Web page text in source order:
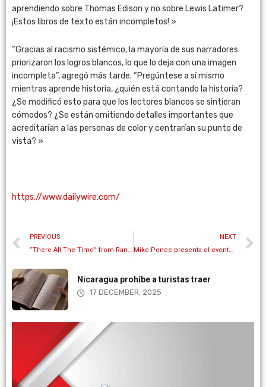
aprendiendo sobre Thomas Edison y no sobre Lewis Latimer?
¡Estos libros de texto están incompletos! »
“Gracias al racismo sistémico, la mayoría de sus narradores
priorizaron los logros blancos, lo que lo deja con una imagen
incompleta”, agregó más tarde. “Pregúntese a sí mismo
mientras aprende historia, ¿quién está contando la historia?
¿Se modificó esto para que los lectores blancos se sintieran
cómodos? ¿Se están omitiendo detalles importantes que
acreditarían a las personas de color y centrarían su punto de
vista? »
https://www.dailywire.com/
PREVIOUS
“There All The Time” from Randall Johnson
NEXT
Mike Pence presenta el evento ‘La vida está ganando: celebrando 4 años de logros pro-vida’
Nicaragua prohíbe a turistas traer
17 DECEMBER, 2025
your own equipment.